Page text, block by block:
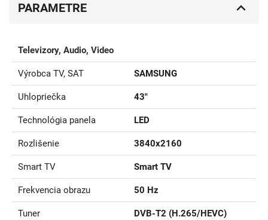
PARAMETRE
Televizory, Audio, Video
Výrobca TV, SAT SAMSUNG
Uhlopriečka 43"
Technológia panela LED
Rozlišenie 3840x2160
Smart TV Smart TV
Frekvencia obrazu 50 Hz
Tuner DVB-T2 (H.265/HEVC)